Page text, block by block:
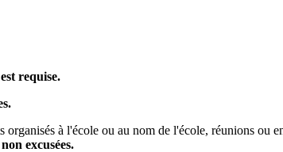
requise.
organisés à l'école ou au nom de l'école, réunions
non excusées.